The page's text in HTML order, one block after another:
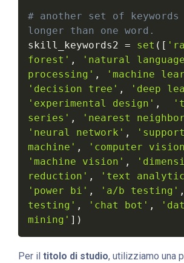
# another set of
longer than one word.
skill_keywords2 = set ( [
forest' ,
'natural language
processing' , 'machine
'decision tree' , 'deep
'experimental design' ,
series' , 'nearest
'neural network' ,
machine' , 'computer
'machine vision' ,
reduction' , 'text
'power bi' , 'a/b testing' ,
testing' , 'chat bot' ,
mining' ] )
Per il titolo di studio, utilizziamo una